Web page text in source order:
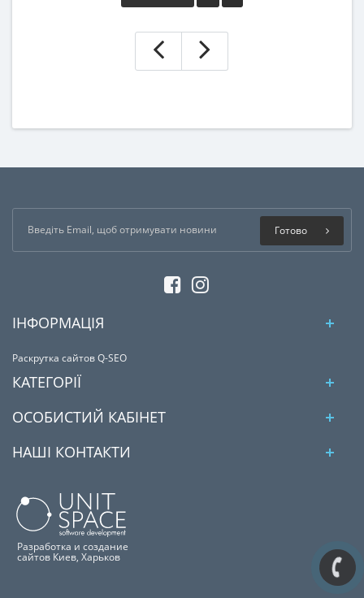
Готово
ІНФОРМАЦІЯ
Раскрутка сайтов Q-SEO
КАТЕГОРІЇ
ОСОБИСТИЙ КАБІНЕТ
НАШІ КОНТАКТИ
Разработка и создание
сайтов Киев, Харьков